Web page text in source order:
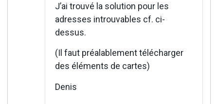
J’ai trouvé la solution pour les
adresses introuvables cf. ci-
dessus.
(Il faut préalablement télécharger
des éléments de cartes)
Denis